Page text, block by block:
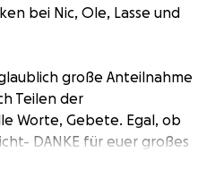
bei Nic, Ole, Lasse und
große Anteilnahme
Teilen der
Worte, Gebete. Egal, ob
DANKE für euer großes